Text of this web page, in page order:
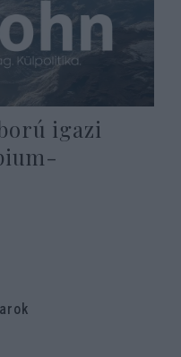
igazi